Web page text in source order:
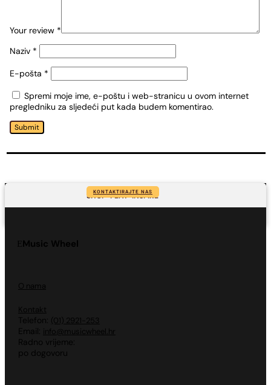
Your review *
Naziv *
E-pošta *
Spremi moje ime, e-poštu i web-stranicu u ovom internet
pregledniku za sljedeći put kada budem komentirao.
Submit
SHOP-PLAY-INSPIRE
KONTAKTIRAJTE NAS
Music Wheel
O nama
Kontakt
Telefon: (01) 2921-253
Email: info@musicwheel.hr
Radno vrijeme:
po dogovoru